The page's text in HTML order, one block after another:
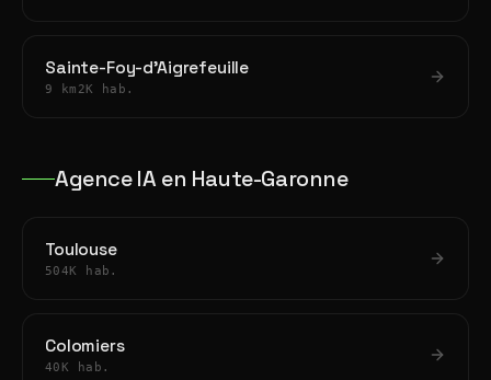
Sainte-Foy-d'Aigrefeuille
9 km 2K hab.
Agence IA en Haute-Garonne
Toulouse
504K hab.
Colomiers
40K hab.